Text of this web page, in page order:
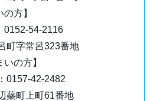
方】
54-2116
町字常呂323番地
の方】
0157-42-2482
蘂町上町61番地